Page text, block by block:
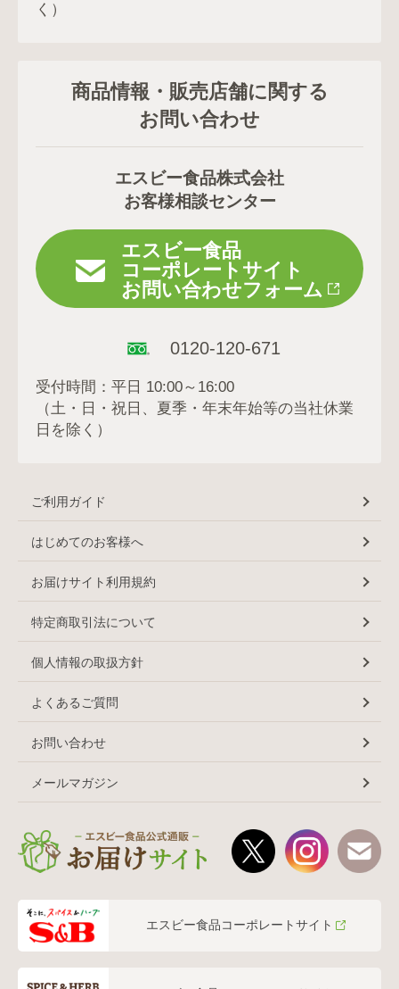
く）
商品情報・販売店舗に関する
お問い合わせ
エスビー食品株式会社
お客様相談センター
エスビー食品
コーポレートサイト
お問い合わせフォーム
0120-120-671
受付時間：平日 10:00～16:00
（土・日・祝日、夏季・年末年始等の当社休業
日を除く）
ご利用ガイド
はじめてのお客様へ
お届けサイト利用規約
特定商取引法について
個人情報の取扱方針
よくあるご質問
お問い合わせ
メールマガジン
エスビー食品コーポレートサイト